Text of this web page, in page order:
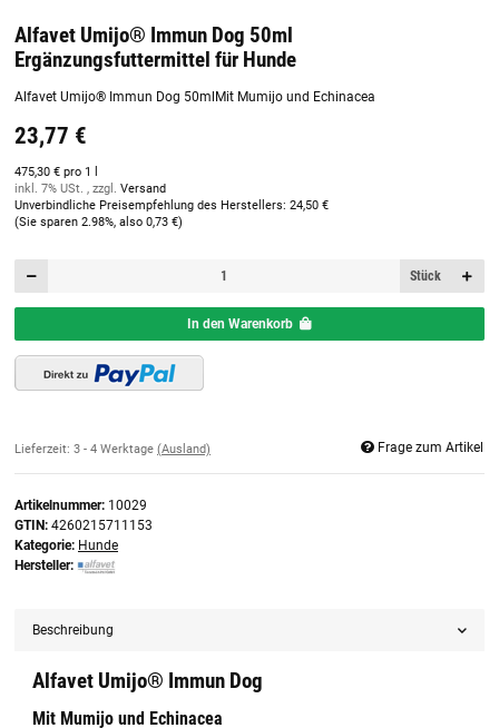
Alfavet Umijo® Immun Dog 50ml
Ergänzungsfuttermittel für Hunde
Alfavet Umijo® Immun Dog 50mlMit Mumijo und Echinacea
23,77 €
475,30 € pro 1 l
inkl. 7% USt. , zzgl. Versand
Unverbindliche Preisempfehlung des Herstellers: 24,50 €
(Sie sparen 2.98%, also 0,73 €)
Stück
In den Warenkorb
Lieferzeit: 3 - 4 Werktage (Ausland) Frage zum Artikel
Artikelnummer: 10029
GTIN: 4260215711153
Kategorie: Hunde
Hersteller:
Beschreibung
Alfavet Umijo® Immun Dog
Mit Mumijo und Echinacea